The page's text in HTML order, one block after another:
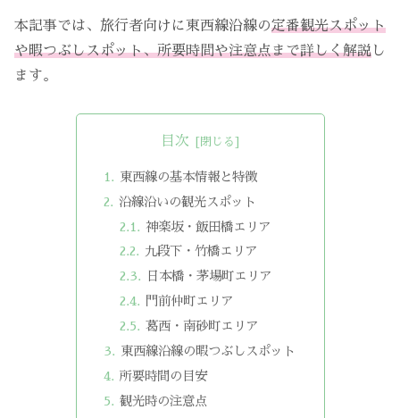
本記事では、旅行者向けに東西線沿線の定番観光スポット
や暇つぶしスポット、所要時間や注意点まで詳しく解説し
ます。
目次
東西線の基本情報と特徴
沿線沿いの観光スポット
神楽坂・飯田橋エリア
九段下・竹橋エリア
日本橋・茅場町エリア
門前仲町エリア
葛西・南砂町エリア
東西線沿線の暇つぶしスポット
所要時間の目安
観光時の注意点